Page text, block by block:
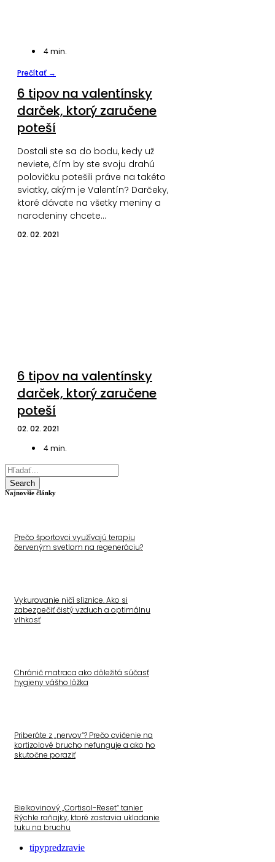
4min.
Prečítať →
6 tipov na valentínsky
darček, ktorý zaručene
poteší
Dostali ste sa do bodu, kedy už
neviete, čím by ste svoju drahú
polovičku potešili práve na takéto
sviatky, akým je Valentín? Darčeky,
ktoré dávate na všetky meniny a
narodeniny chcete…
02. 02. 2021
6 tipov na valentínsky
darček, ktorý zaručene
poteší
02. 02. 2021
4min.
Search
Najnovšie články
Prečo športovci využívajú terapiu
červeným svetlom na regeneráciu?
Vykurovanie ničí sliznice. Ako si
zabezpečiť čistý vzduch a optimálnu
vlhkosť
Chránič matraca ako dôležitá súčasť
hygieny vášho lôžka
Priberáte z „nervov“? Prečo cvičenie na
kortizolové brucho nefunguje a ako ho
skutočne poraziť
Bielkovinový „Cortisol-Reset“ tanier:
Rýchle raňajky, ktoré zastavia ukladanie
tuku na bruchu
tipypredzravie